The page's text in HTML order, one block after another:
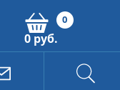
0
0 руб.